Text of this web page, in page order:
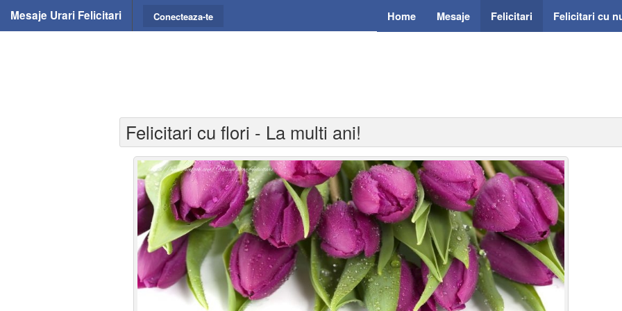
Mesaje Urari Felicitari Home Mesaje Felicitari Felicitari cu
Conecteaza-te
Felicitari cu flori - La multi ani!